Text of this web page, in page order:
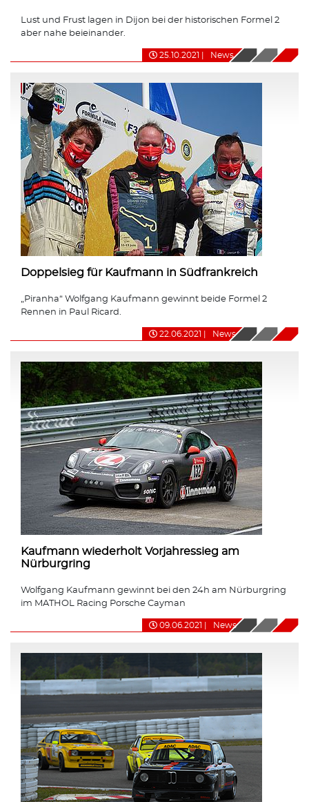
Lust und Frust lagen in Dijon bei der historischen Formel 2
aber nahe beieinander.
25.10.2021 News
Doppelsieg für Kaufmann in Südfrankreich
„Piranha“ Wolfgang Kaufmann gewinnt beide Formel 2
Rennen in Paul Ricard.
22.06.2021 News
Kaufmann wiederholt Vorjahressieg am
Nürburgring
Wolfgang Kaufmann gewinnt bei den 24h am Nürburgring
im MATHOL Racing Porsche Cayman
09.06.2021 News